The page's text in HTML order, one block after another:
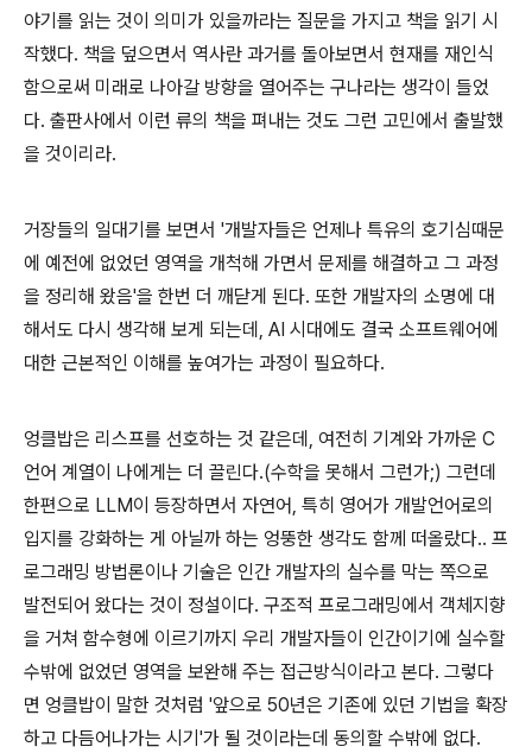
야기를 읽는 것이 의미가 있을까라는 질문을 가지고 책을 읽기 시
작했다. 책을 덮으면서 역사란 과거를 돌아보면서 현재를 재인식
함으로써 미래로 나아갈 방향을 열어주는 구나라는 생각이 들었
다. 출판사에서 이런 류의 책을 펴내는 것도 그런 고민에서 출발했
을 것이리라.
거장들의 일대기를 보면서 '개발자들은 언제나 특유의 호기심때문
에 예전에 없었던 영역을 개척해 가면서 문제를 해결하고 그 과정
을 정리해 왔음'을 한번 더 깨닫게 된다. 또한 개발자의 소명에 대
해서도 다시 생각해 보게 되는데, AI 시대에도 결국 소프트웨어에
대한 근본적인 이해를 높여가는 과정이 필요하다.
엉클밥은 리스프를 선호하는 것 같은데, 여전히 기계와 가까운 C
언어 계열이 나에게는 더 끌린다.(수학을 못해서 그런가;) 그런데
한편으로 LLM이 등장하면서 자연어, 특히 영어가 개발언어로의
입지를 강화하는 게 아닐까 하는 엉뚱한 생각도 함께 떠올랐다.. 프
로그래밍 방법론이나 기술은 인간 개발자의 실수를 막는 쪽으로
발전되어 왔다는 것이 정설이다. 구조적 프로그래밍에서 객체지향
을 거쳐 함수형에 이르기까지 우리 개발자들이 인간이기에 실수할
수밖에 없었던 영역을 보완해 주는 접근방식이라고 본다. 그렇다
면 엉클밥이 말한 것처럼 '앞으로 50년은 기존에 있던 기법을 확장
하고 다듬어나가는 시기'가 될 것이라는데 동의할 수밖에 없다.